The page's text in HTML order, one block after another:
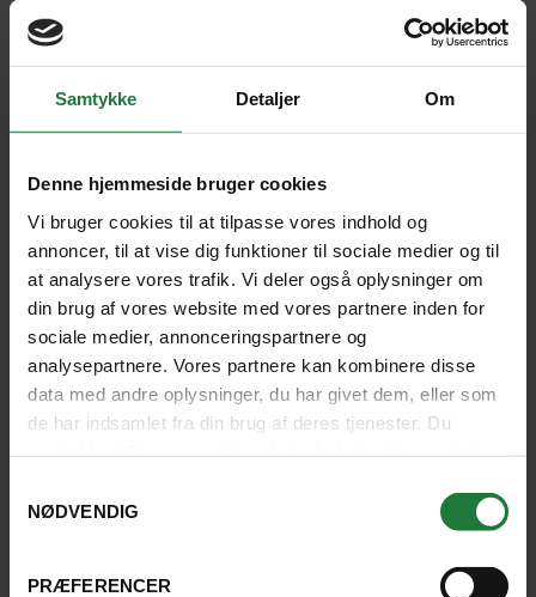
Samtykke Detaljer Om
Denne hjemmeside bruger cookies
Vi bruger cookies til at tilpasse vores indhold og
annoncer, til at vise dig funktioner til sociale medier og til
at analysere vores trafik. Vi deler også oplysninger om
din brug af vores website med vores partnere inden for
sociale medier, annonceringspartnere og
analysepartnere. Vores partnere kan kombinere disse
data med andre oplysninger, du har givet dem, eller som
de har indsamlet fra din brug af deres tjenester. Du
NØDVENDIG
PRÆFERENCER
Det er altid dejligt at rejse med jer!
God behandling. Altid søde folk jeg
taler med når jeg ringer.